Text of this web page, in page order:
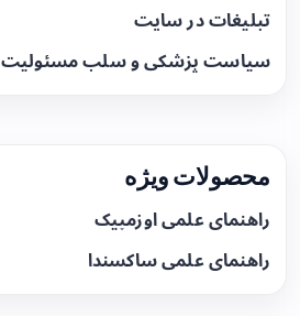
تبلیغات در سایت
سیاست پزشکی و سلب مسئولیت
محصولات ویژه
راهنمای علمی اوزمپیک
راهنمای علمی ساکسندا